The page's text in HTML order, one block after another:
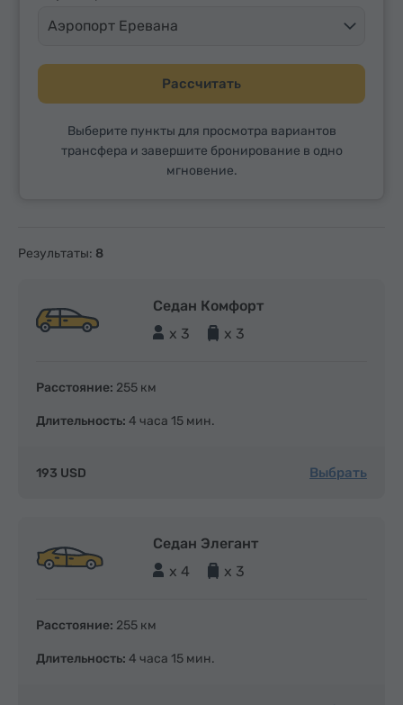
Аэропорт Еревана
Рассчитать
Выберите пункты для просмотра вариантов
трансфера и завершите бронирование в одно
мгновение.
Результаты: 8
Седан Комфорт
x 3
x 3
Расстояние: 255 км
Длительность: 4 часа 15 мин.
193 USD Выбрать
Седан Элегант
x 4
x 3
Расстояние: 255 км
Длительность: 4 часа 15 мин.